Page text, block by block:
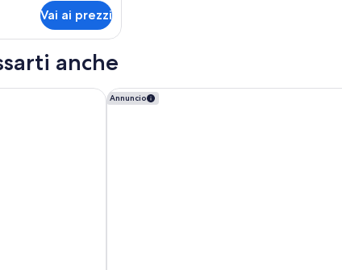
Vai ai prezzi
anche
Annuncio
Aloft by Marriott Orlando at SeaWorld